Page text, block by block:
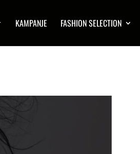
KAMPANJE FASHION SELECTION